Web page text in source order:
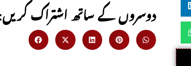
:دوسروں کے ساتھ اشتراک کریں